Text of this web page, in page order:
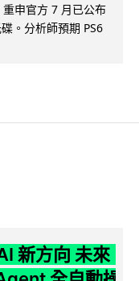
申官方 7 月已公布
。分析師預期 PS6
新方向 未來